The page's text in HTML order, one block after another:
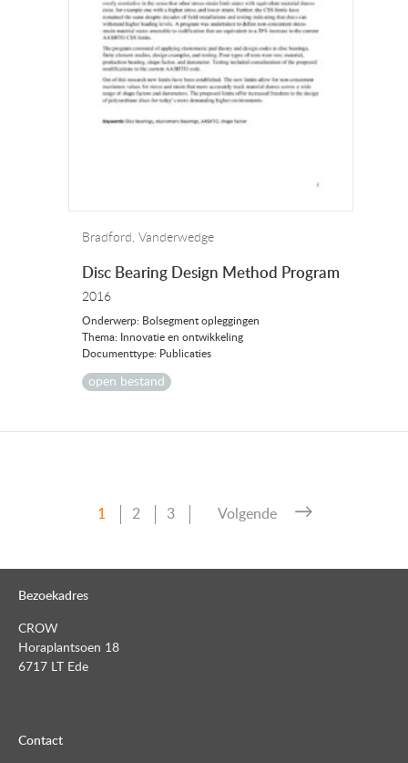
Bradford, Vanderwedge
Disc Bearing Design Method Program
2016
Onderwerp: Bolsegment opleggingen
Thema: Innovatie en ontwikkeling
Documenttype: Publicaties
open bestand
BerichtenPagina
1 Pagina
2 Pagina
3 Volgende
Bezoekadres
CROW
Horaplantsoen 18
6717 LT Ede
Contact